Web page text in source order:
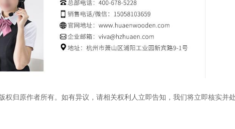
归原作者所有。如有异议，请相关权利人立即告知，我们将立即核实并处